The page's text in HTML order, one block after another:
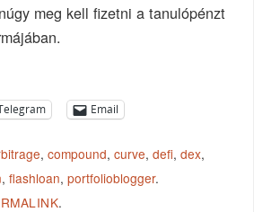
meg kell fizetni a tanulópénzt
Email
,compound,curve,defi,dex,
,flashloan,portfolioblogger.
.